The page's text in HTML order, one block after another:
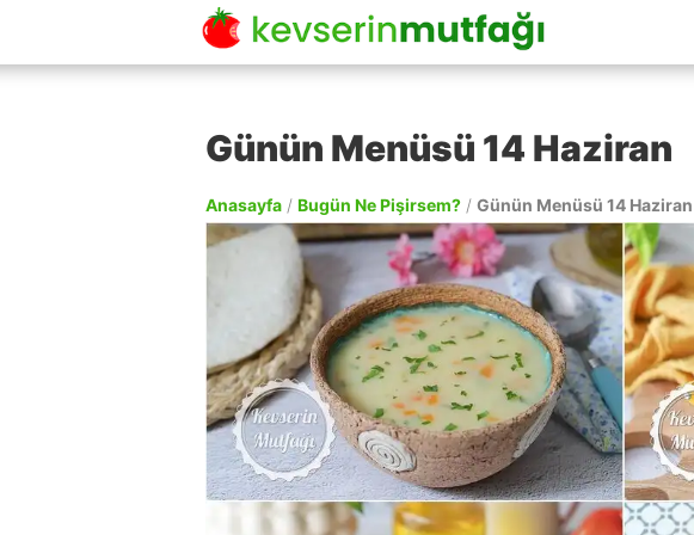
Günün Menüsü 14 Haziran
Anasayfa / Bugün Ne Pişirsem? / Günün Menüsü 14 Haziran